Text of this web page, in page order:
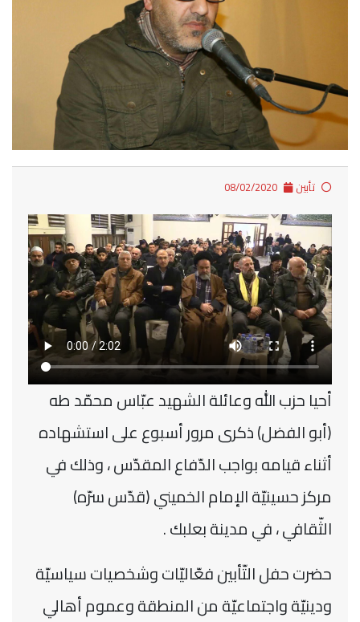
تأبين
أحيا حزب الله وعائلة الشهيد عبّاس محمّد طه
(أبو الفضل) ذكرى مرور أسبوع على استشهاده
أثناء قيامه بواجب الدّفاع المقدّس ، وذلك في
مركز حسينيّة الإمام الخميني (قدّس سرّه)
الثّقافي ، في مدينة بعلبك .
حضرت حفل التّأبين فعّاليّات وشخصيات سياسيّة
ودينيّة واجتماعيّة من المنطقة وعموم أهالي